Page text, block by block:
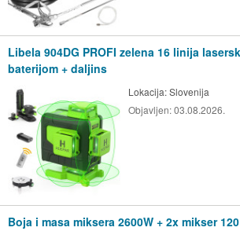
Libela 904DG PROFI zelena 16 linija
baterijom + daljins
Lokacija:Slovenija
Objavljen:03.08.2026.
Boja i masa miksera 2600W + 2x mikser